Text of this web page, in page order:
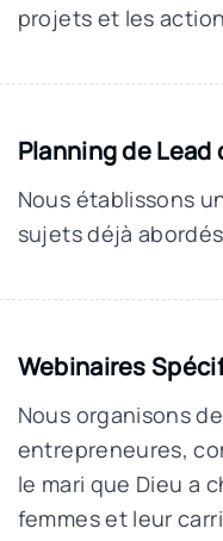
projets et les
Planning de
Nous établissons
sujets déjà
Webinaires
Nous organisons
entrepreneures,
le mari que Dieu a
femmes et leur